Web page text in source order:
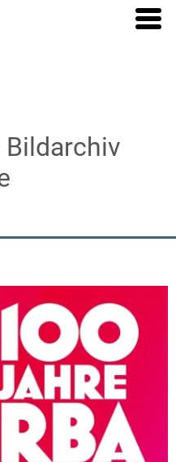
Bildarchiv